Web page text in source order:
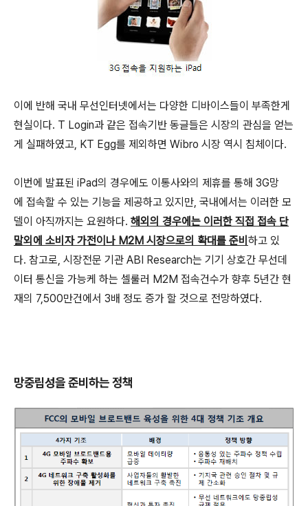
이에 반해 국내 무선인터넷에서는 다양한 디바이스들이 부족한게
현실이다. T Login과 같은 접속기반 동글들은 시장의 관심을 얻는
게 실패하였고, KT Egg를 제외하면 Wibro 시장 역시 침체이다.
이번에 발표된 iPad의 경우에도 이통사와의 제휴를 통해 3G망
에 접속할 수 있는 기능을 제공하고 있지만, 국내에서는 이러한 모
델이 아직까지는 요원하다. 해외의 경우에는 이러한 직접 접속 단
말외에 소비자 가전이나 M2M 시장으로의 확대를 준비 하고 있
다. 참고로, 시장전문 기관 ABI Research는 기기 상호간 무선데
이터 통신을 가능케 하는 셀룰러 M2M 접속건수가 향후 5년간 현
재의 7,500만건에서 3배 정도 증가 할 것으로 전망하였다.
망중립성을 준비하는 정책